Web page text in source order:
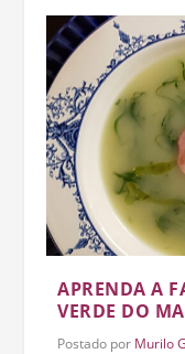
APRENDA A
VERDE DO
Postado por Murilo